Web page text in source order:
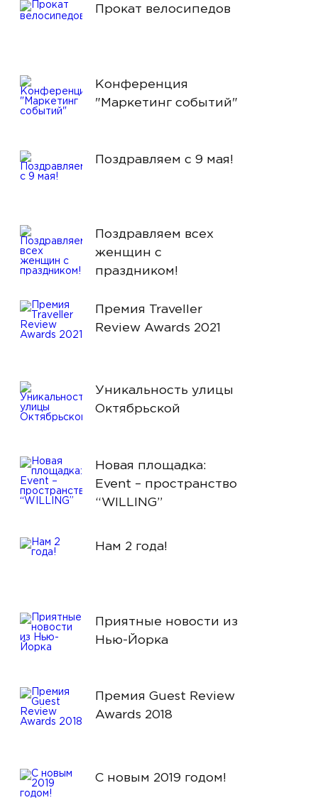
Прокат велосипедов
Конференция
"Маркетинг событий"
Поздравляем с 9 мая!
Поздравляем всех
женщин с
праздником!
Премия Traveller
Review Awards 2021
Уникальность улицы
Октябрьской
Новая площадка:
Event – пространство
“WILLING”
Нам 2 года!
Приятные новости из
Нью-Йорка
Премия Guest Review
Awards 2018
С новым 2019 годом!